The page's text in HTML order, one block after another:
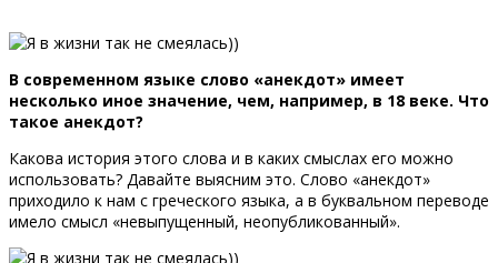
В современном языке слово «анекдот» имеет
несколько иное значение, чем, например, в 18 веке. Что
такое анекдот?
Какова история этого слова и в каких смыслах его можно
использовать? Давайте выясним это. Слово «анекдот»
приходило к нам с греческого языка, а в буквальном переводе
имело смысл «невыпущенный, неопубликованный».